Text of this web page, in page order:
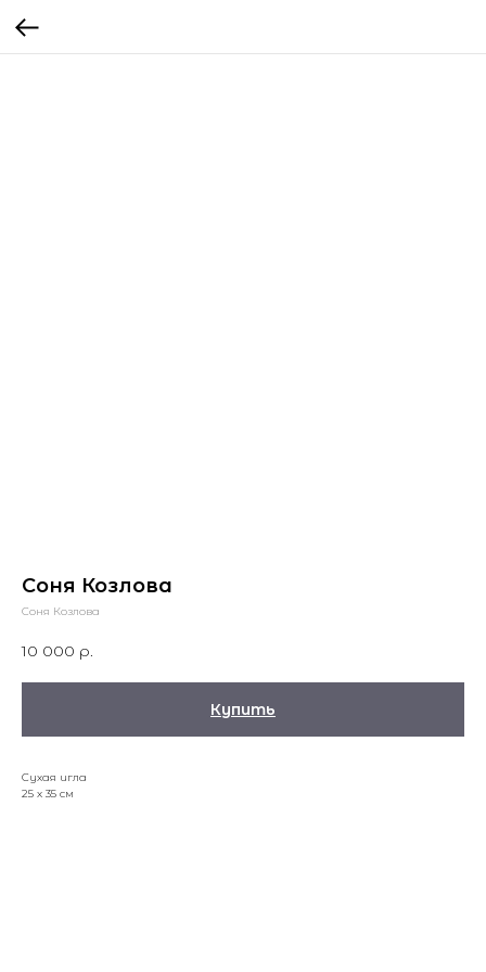
Соня Козлова
Соня Козлова
10 000 р.
Купить
Сухая игла
25 x 35 см